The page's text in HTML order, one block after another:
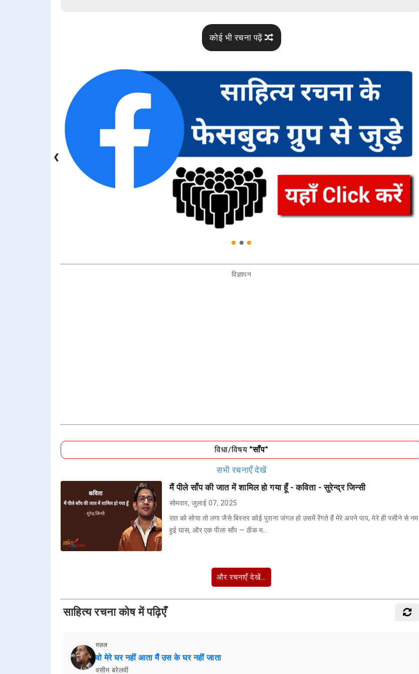
कोई भी रचना पढ़ें
❮
विज्ञापन
विधा/विषय"साँप"
सभी रचनाएँ देखें
मैं पीले साँप की जात में शामिल हो गया हूँ - कविता - सुरेन्द्र जिन्सी
सोमवार, जुलाई 07, 2025
रात को सोया तो लगा जैसे बिस्तर कोई पुराना जंगल हो उसमें रेंगते हैं मेरे अपने पाप, मेरे ही पसीने से नम
हुई घास, और एक पीला साँप — ठीक म…
और रचनाएँ देखें...
साहित्य रचना कोष में पढ़िएँ
ग़ज़ल
वो मेरे घर नहीं आता मैं उस के घर नहीं जाता
वसीम बरेलवी